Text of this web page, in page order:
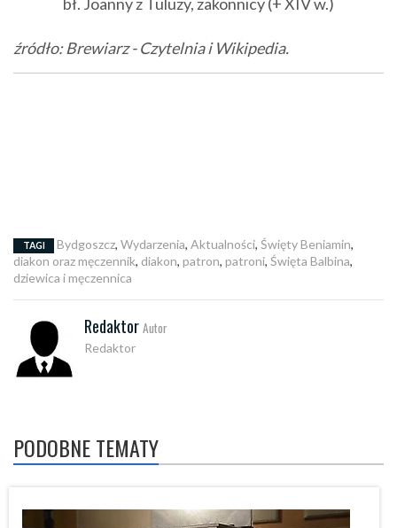
źródło: Brewiarz - Czytelnia i Wikipedia.
TAGI Bydgoszcz, Wydarzenia, Aktualności, Święty Beniamin,
diakon oraz męczennik, diakon, patron, patroni, Święta Balbina,
dziewica i męczennica
Redaktor Autor
Redaktor
PODOBNE TEMATY